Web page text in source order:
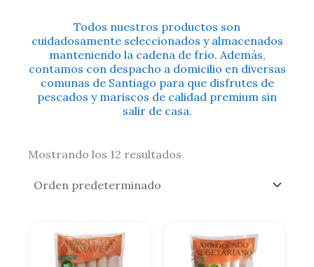
Todos nuestros productos son
cuidadosamente seleccionados y almacenados
manteniendo la cadena de frío. Además,
contamos con despacho a domicilio en diversas
comunas de Santiago para que disfrutes de
pescados y mariscos de calidad premium sin
salir de casa.
Mostrando los 12 resultados